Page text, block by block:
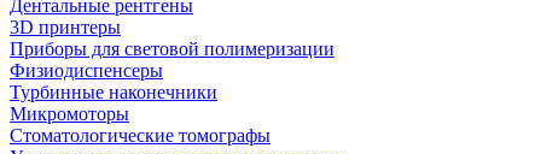
Дентальные рентгены
3D принтеры
Приборы для световой полимеризации
Физиодиспенсеры
Турбинные наконечники
Микромоторы
Стоматологические томографы